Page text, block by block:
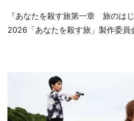
『あなたを殺す旅第一章 旅のはじ
2026「あなたを殺す旅」製作委員